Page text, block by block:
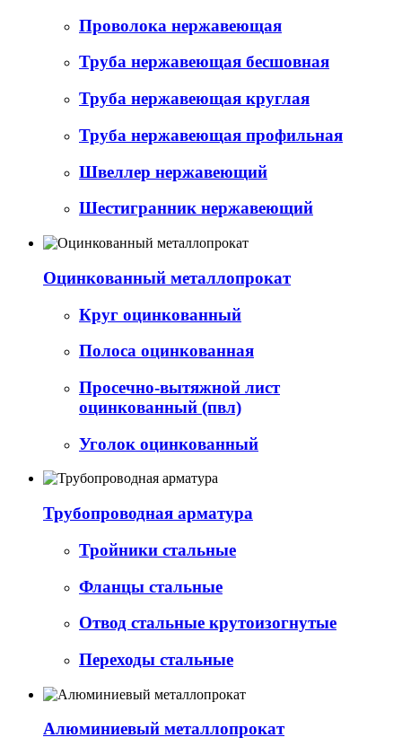
Проволока нержавеющая
Труба нержавеющая бесшовная
Труба нержавеющая круглая
Труба нержавеющая профильная
Швеллер нержавеющий
Шестигранник нержавеющий
Оцинкованный металлопрокат
Круг оцинкованный
Полоса оцинкованная
Просечно-вытяжной лист
оцинкованный (пвл)
Уголок оцинкованный
Трубопроводная арматура
Тройники стальные
Фланцы стальные
Отвод стальные крутоизогнутые
Переходы стальные
Алюминиевый металлопрокат